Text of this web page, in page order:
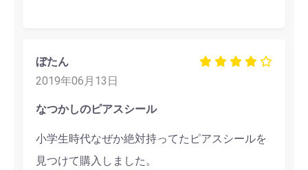
ぼたん
2019年06月13日
なつかしのピアスシール
小学生時代なぜか絶対持ってたピアスシールを
見つけて購入しました。